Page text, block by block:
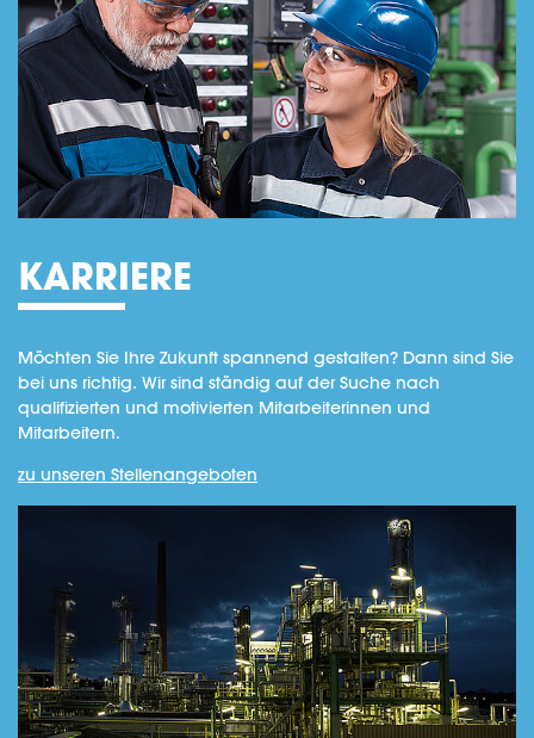
KARRIERE
Möchten Sie Ihre Zukunft spannend gestalten? Dann sind Sie
bei uns richtig. Wir sind ständig auf der Suche nach
qualifizierten und motivierten Mitarbeiterinnen und
Mitarbeitern.
zu unseren Stellenangeboten